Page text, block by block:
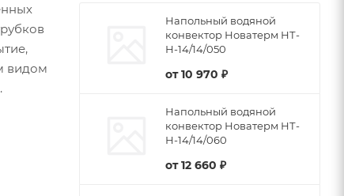
видом
Напольный водяной
конвектор Новатерм НТ-
Н-14/14/050
от10 970 ₽
Напольный водяной
конвектор Новатерм НТ-
Н-14/14/060
от12 660 ₽